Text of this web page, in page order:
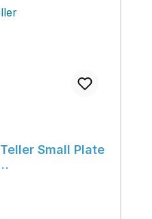
Small Plate